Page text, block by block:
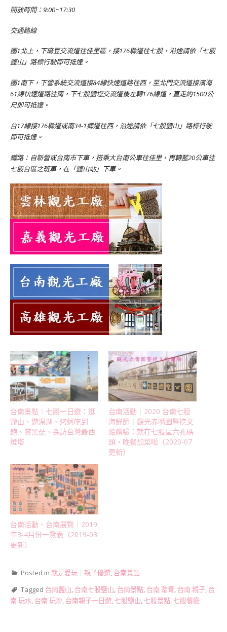
開放時間：9:00~17:30
交通路線
國1北上，下麻豆交流道往佳里區，接176縣道往七股，沿途請依「七股
鹽山」路標行駛即可抵達。
國1南下，下營系統交流道接84線快速道路往西，至北門交流道接濱海
61線快速道路往南，下七股鹽埕交流道後左轉176線道，直走約1500公
尺即可抵達。
台17線接176縣道或南34-1鄉道往西，沿途請依「七股鹽山」路標行駛
即可抵達。
鐵路：自新營或台南市下車，搭乘大台南公車往佳里，再轉藍20公車往
七股台區之班車，在「鹽山站」下車。
台南景點︱七股一日遊：逛
鹽山、遊潟湖、烤蚵吃到
飽、賞黑琵、探訪台灣最西
燈塔
台南活動︱2020 台南七股
海鮮節︱觀光赤嘴園暨挖文
蛤體驗：就在七股區六孔碼
頭，晚餐加菜啦（2020-07
更新）
台南活動、台南展覽︱2019
年3-4月份一覽表（2019-03
更新）
Posted in 就是愛玩︱親子優遊, 台南景點
Tagged 台南鹽山, 台南七股鹽山, 台南景點, 台南 踏青, 台南 親子, 台
南 玩水, 台南 玩沙, 台南親子一日遊,七股鹽山,七股景點,七股餐廳